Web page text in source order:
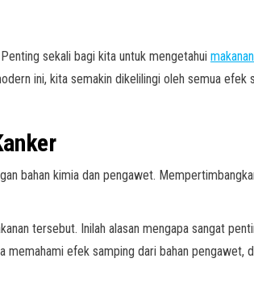
sekali bagi kita untuk mengetahui
ini, kita semakin dikelilingi oleh semua efek
bahan kimia dan pengawet.
tersebut. Inilah alasan mengapa sangat
memahami efek samping dari bahan pengawet,